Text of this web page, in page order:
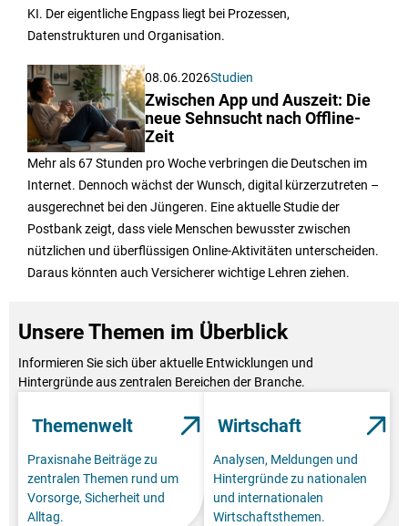
KI. Der eigentliche Engpass liegt bei Prozessen,
Datenstrukturen und Organisation.
08.06.2026Studien
Zwischen App und Auszeit: Die
neue Sehnsucht nach Offline-
Zeit
Mehr als 67 Stunden pro Woche verbringen die Deutschen im
Internet. Dennoch wächst der Wunsch, digital kürzerzutreten –
ausgerechnet bei den Jüngeren. Eine aktuelle Studie der
Postbank zeigt, dass viele Menschen bewusster zwischen
nützlichen und überflüssigen Online-Aktivitäten unterscheiden.
Daraus könnten auch Versicherer wichtige Lehren ziehen.
Unsere Themen im Überblick
Informieren Sie sich über aktuelle Entwicklungen und
Hintergründe aus zentralen Bereichen der Branche.
Themenwelt
Praxisnahe Beiträge zu
zentralen Themen rund um
Vorsorge, Sicherheit und
Alltag.
Wirtschaft
Analysen, Meldungen und
Hintergründe zu nationalen
und internationalen
Wirtschaftsthemen.